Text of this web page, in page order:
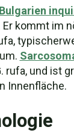
Bulgarien
kommt im
rufa, und ist
Innenfläche.